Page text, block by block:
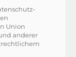
Union
anderer